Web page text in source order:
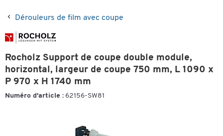
Dérouleurs de film avec coupe
Rocholz Support de coupe double module,
horizontal, largeur de coupe 750 mm, L 1090 x
P 970 x H 1740 mm
Numéro d'article : 62156-SW81